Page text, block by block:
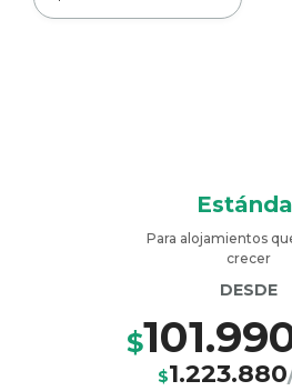
Para alojamientos
crecer
DESDE
$
$1.223.880